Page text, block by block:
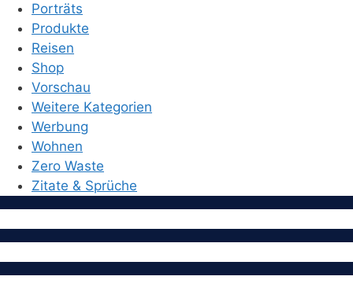
Porträts
Produkte
Reisen
Shop
Vorschau
Weitere Kategorien
Werbung
Wohnen
Zero Waste
Zitate & Sprüche